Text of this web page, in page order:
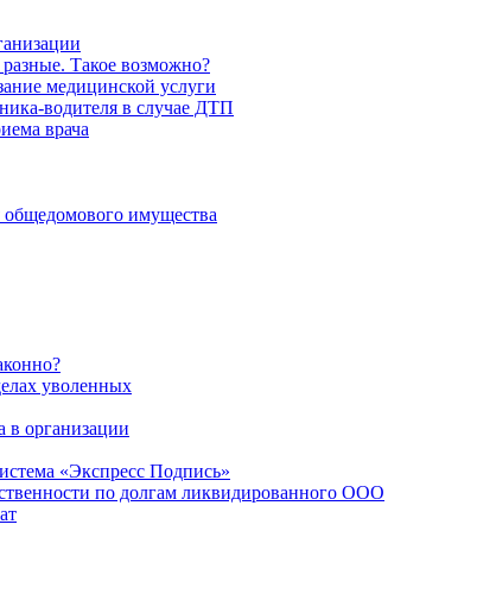
Такое возможно?
медицинской услуги
водителя в случае ДТП
врача
имущества
уволенных
в организации
«Экспресс Подпись»
по долгам ликвидированного ООО